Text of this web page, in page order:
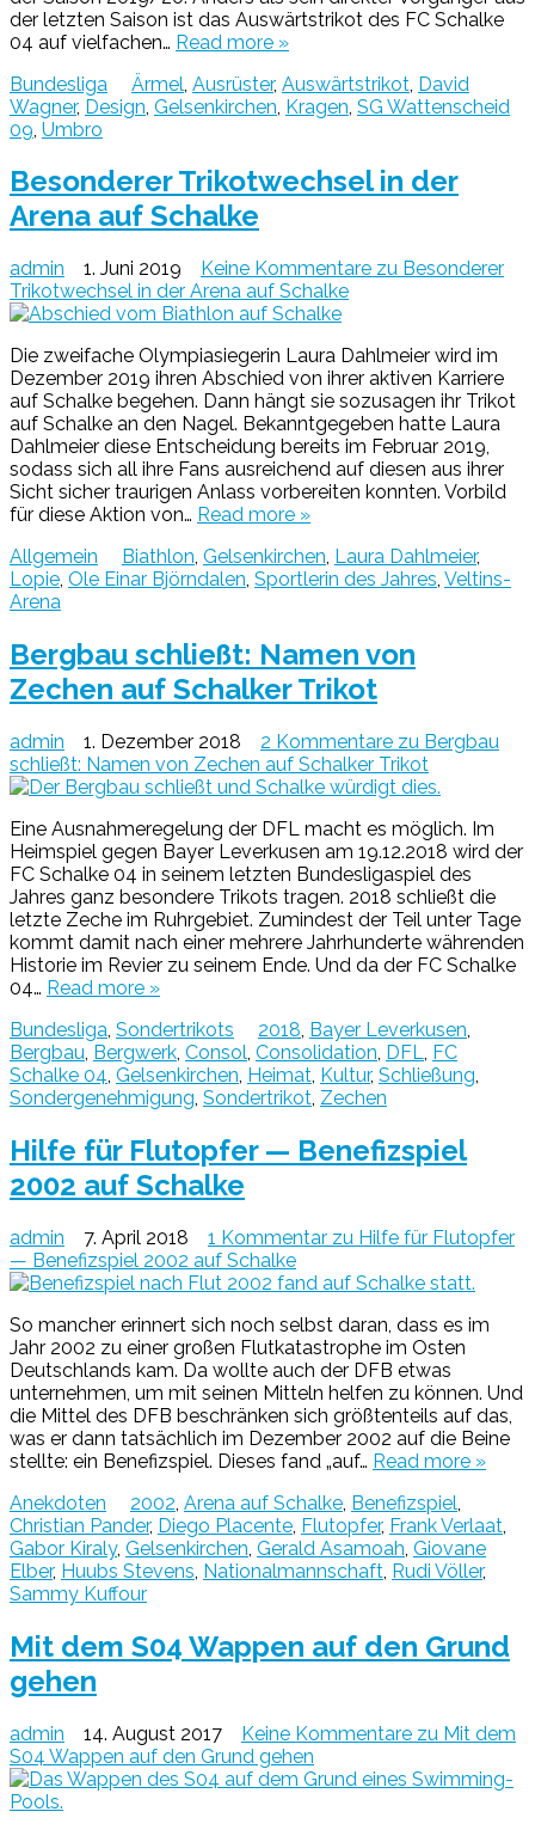
der letzten Saison ist das Auswärtstrikot des FC Schalke
04 auf vielfachen… Read more »
Bundesliga
Ärmel Ausrüster, Auswärtstrikot David
Wagner, Design Gelsenkirchen Kragen SG Wattenscheid
09 Umbro
Besonderer Trikotwechsel in der
Arena auf Schalke
admin 1. Juni 2019 Keine Kommentare zu Besonderer
Trikotwechsel in der Arena auf Schalke
Die zweifache Olympiasiegerin Laura Dahlmeier wird im
Dezember 2019 ihren Abschied von ihrer aktiven Karriere
auf Schalke begehen. Dann hängt sie sozusagen ihr Trikot
auf Schalke an den Nagel. Bekanntgegeben hatte Laura
Dahlmeier diese Entscheidung bereits im Februar 2019,
sodass sich all ihre Fans ausreichend auf diesen aus ihrer
Sicht sicher traurigen Anlass vorbereiten konnten. Vorbild
für diese Aktion von… Read more »
Allgemein
Biathlon, Gelsenkirchen, Laura Dahlmeier,
Lopie, Ole Einar Björndalen, Sportlerin des Jahres, Veltins-
Arena
Bergbau schließt: Namen von
Zechen auf Schalker Trikot
admin 1. Dezember 2018 2 Kommentare zu Bergbau
schließt: Namen von Zechen auf Schalker Trikot
Eine Ausnahmeregelung der DFL macht es möglich. Im
Heimspiel gegen Bayer Leverkusen am 19.12.2018 wird der
FC Schalke 04 in seinem letzten Bundesligaspiel des
Jahres ganz besondere Trikots tragen. 2018 schließt die
letzte Zeche im Ruhrgebiet. Zumindest der Teil unter Tage
kommt damit nach einer mehrere Jahrhunderte währenden
Historie im Revier zu seinem Ende. Und da der FC Schalke
04… Read more »
Bundesliga, Sondertrikots 2018, Bayer Leverkusen,
Bergbau, Bergwerk, Consol, Consolidation, DFL, FC
Schalke 04, Gelsenkirchen, Heimat, Kultur, Schließung,
Sondergenehmigung, Sondertrikot, Zechen
Hilfe für Flutopfer — Benefizspiel
2002 auf Schalke
admin 7. April 2018 1 Kommentar zu Hilfe für Flutopfer
— Benefizspiel 2002 auf Schalke
So mancher erinnert sich noch selbst daran, dass es im
Jahr 2002 zu einer großen Flutkatastrophe im Osten
Deutschlands kam. Da wollte auch der DFB etwas
unternehmen, um mit seinen Mitteln helfen zu können. Und
die Mittel des DFB beschränken sich größtenteils auf das,
was er dann tatsächlich im Dezember 2002 auf die Beine
stellte: ein Benefizspiel. Dieses fand „auf… Read more »
Anekdoten
2002, Arena auf Schalke, Benefizspiel,
Christian Pander, Diego Placente, Flutopfer, Frank Verlaat,
Gabor Kiraly, Gelsenkirchen, Gerald Asamoah, Giovane
Elber, Huubs Stevens, Nationalmannschaft, Rudi Völler,
Sammy Kuffour
Mit dem S04 Wappen auf den Grund
gehen
admin 14. August 2017 Keine Kommentare zu Mit dem
S04 Wappen auf den Grund gehen